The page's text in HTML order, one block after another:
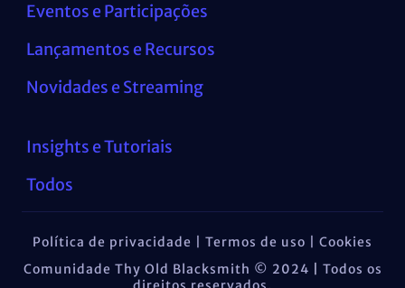
Eventos e Participações
Lançamentos e Recursos
Novidades e Streaming
Insights e Tutoriais
Todos
Comunidade Thy Old Blacksmith © 2024
Todos os
Política de privacidade | Termos de uso | Cookies